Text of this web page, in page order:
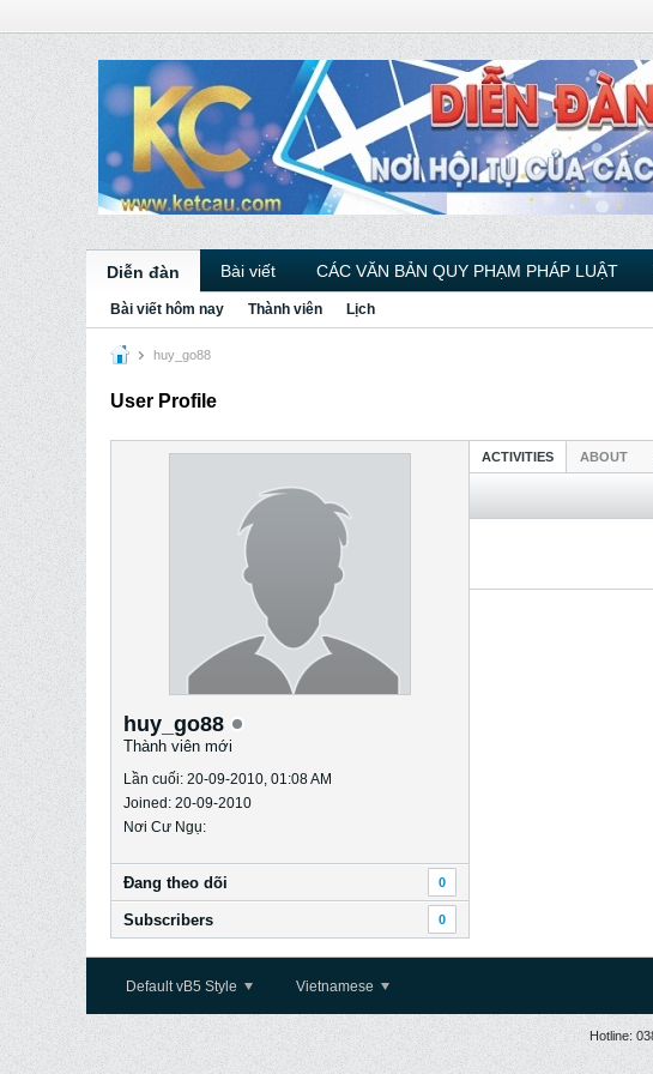
Diễn đàn Bài viết CÁC VĂN BẢN QUY PHẠM PHÁP LUẬT
Bài viết hôm nay Thành viên Lịch
huy_go88
User Profile
huy_go88
Thành viên mới
Lần cuối: 20-09-2010, 01:08 AM
Joined: 20-09-2010
Nơi Cư Ngụ:
Ðang theo dõi 0
Subscribers 0
ACTIVITIES ABOUT
Default vB5 Style Vietnamese
Hotline: